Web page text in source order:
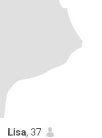
Lisa, 37